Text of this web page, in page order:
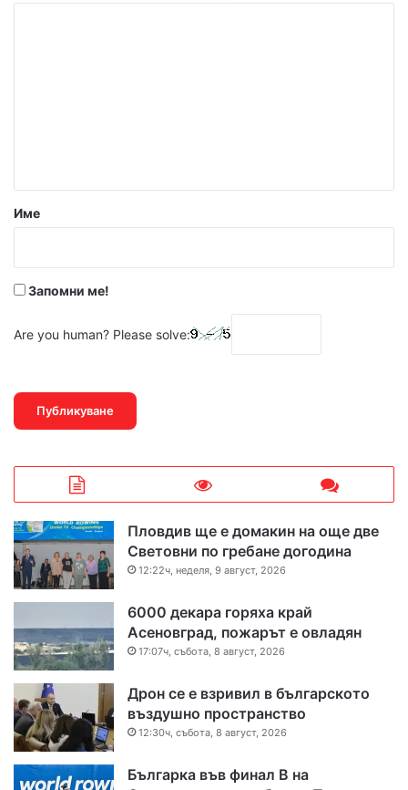
р
Име
Запомни ме!
Are you human? Please solve:
Пловдив ще е домакин на още две
Световни по гребане догодина
12:22ч, неделя, 9 август, 2026
6000 декара горяха край
Асеновград, пожарът е овладян
17:07ч, събота, 8 август, 2026
Дрон се е взривил в българското
въздушно пространство
12:30ч, събота, 8 август, 2026
Българка във финал B на